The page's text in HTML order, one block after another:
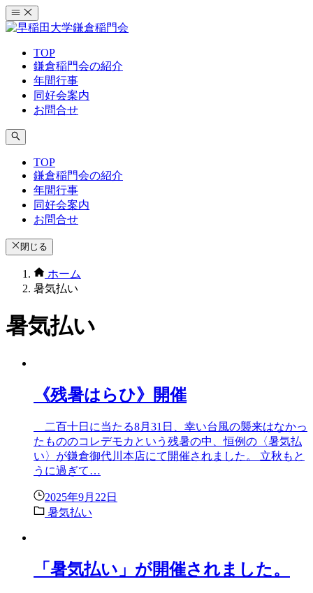
コ
ン
ッ
プ
TOP
鎌倉稲門会の紹介
年間行事
同好会案内
お問合せ
TOP
鎌倉稲門会の紹介
年間行事
同好会案内
お問合せ
閉じる
ホーム
暑気払い
暑気払い
《残暑はらひ》開催
二百十日に当たる8月31日、幸い台風の襲来はなかっ
たもののコレデモカという残暑の中、恒例の〈暑気払
い〉が鎌倉御代川本店にて開催されました。 立秋もと
うに過ぎて…
2025年9月22日
暑気払い
「暑気払い」が開催されました。